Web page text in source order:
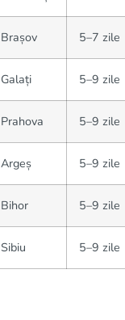
Brașov 5–7 zile
Galați 5–9 zile
Prahova 5–9 zile
Argeș 5–9 zile
Bihor 5–9 zile
Sibiu 5–9 zile